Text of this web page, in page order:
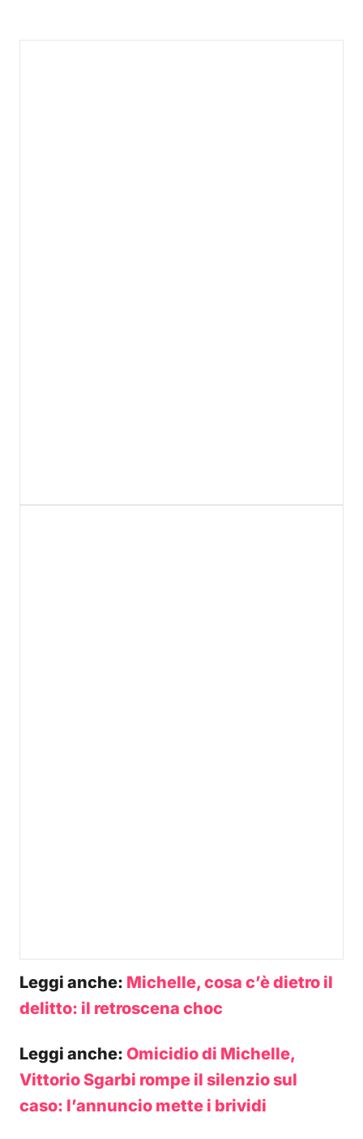
Leggi anche: Michelle, cosa c’è dietro il
delitto: il retroscena choc
Leggi anche: Omicidio di Michelle,
Vittorio Sgarbi rompe il silenzio sul
caso: l’annuncio mette i brividi